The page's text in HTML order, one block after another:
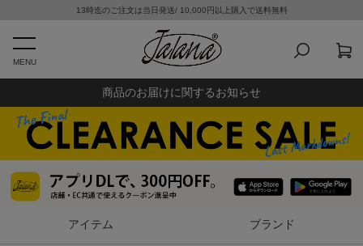
13時迄のご注文は当日発送/ 10,000円以上購入で送料無料
MENU
商品のお届けに関するお知らせ
アイテム ブランド